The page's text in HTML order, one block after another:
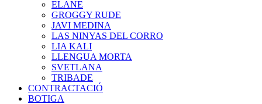
ELANE
GROGGY RUDE
JAVI MEDINA
LAS NINYAS DEL CORRO
LIA KALI
LLENGUA MORTA
SVETLANA
TRIBADE
CONTRACTACIÓ
BOTIGA